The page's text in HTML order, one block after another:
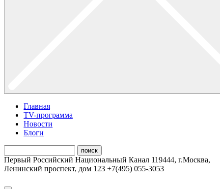
Главная
ТV-программа
Новости
Блоги
Первый Российский Национальный Канал 119444, г.Москва,
Ленинский проспект, дом 123 +7(495) 055-3053